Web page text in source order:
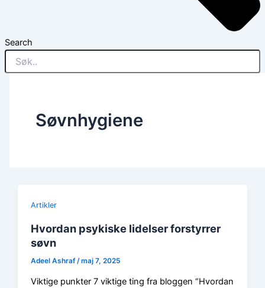
Search
Søvnhygiene
Artikler
Hvordan psykiske lidelser forstyrrer
søvn
Adeel Ashraf /maj 7, 2025
Viktige punkter 7 viktige ting fra bloggen “Hvordan